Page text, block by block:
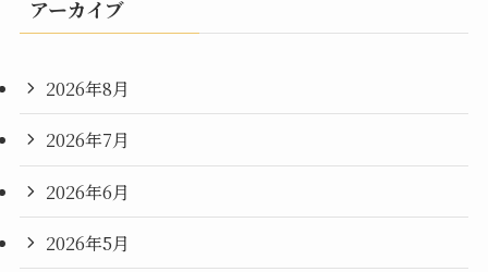
アーカイブ
2026年8月
2026年7月
2026年6月
2026年5月